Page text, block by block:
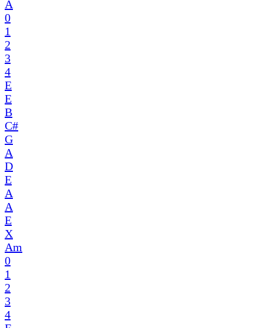
A
0
1
2
3
4
E
E
B
C#
G
A
D
E
A
A
E
X
Am
0
1
2
3
4